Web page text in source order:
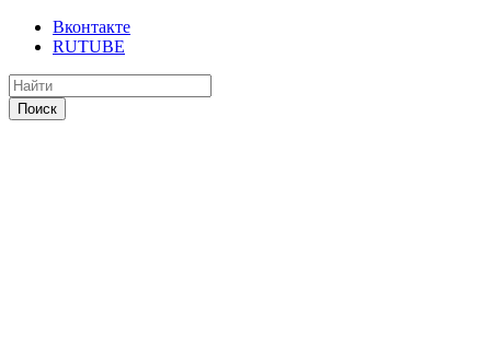
Вконтакте
RUTUBE
Поиск